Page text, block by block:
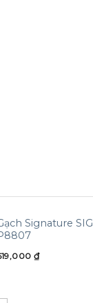
Signature SIG
₫